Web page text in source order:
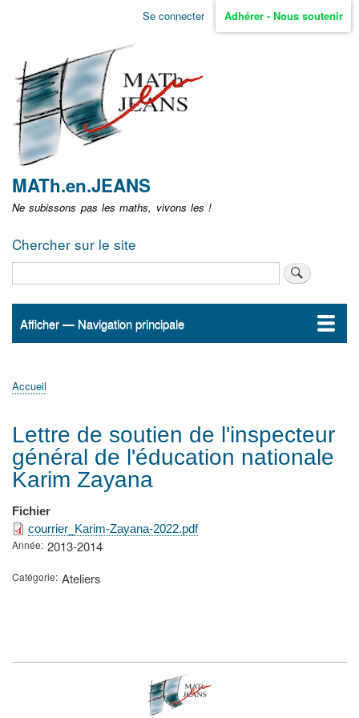
Aller
non
identifié
Se connecter Adhérer - Nous soutenir
MATh.en.JEANS
Ne subissons pas les maths, vivons les !
Chercher sur le site
Navigation
Afficher — Navigation principale
Accueil
ActualitésMATh.en.JEANS ?
Régions et Ateliers
Créer, gérer un atelier
Sujets/Publications
Congrès
d'Ariane
Accueil
Lettre de soutien de l'inspecteur
général de l'éducation nationale
Karim Zayana
Fichier
courrier_Karim-Zayana-2022.pdf
Année 2013-2014
Catégorie Ateliers